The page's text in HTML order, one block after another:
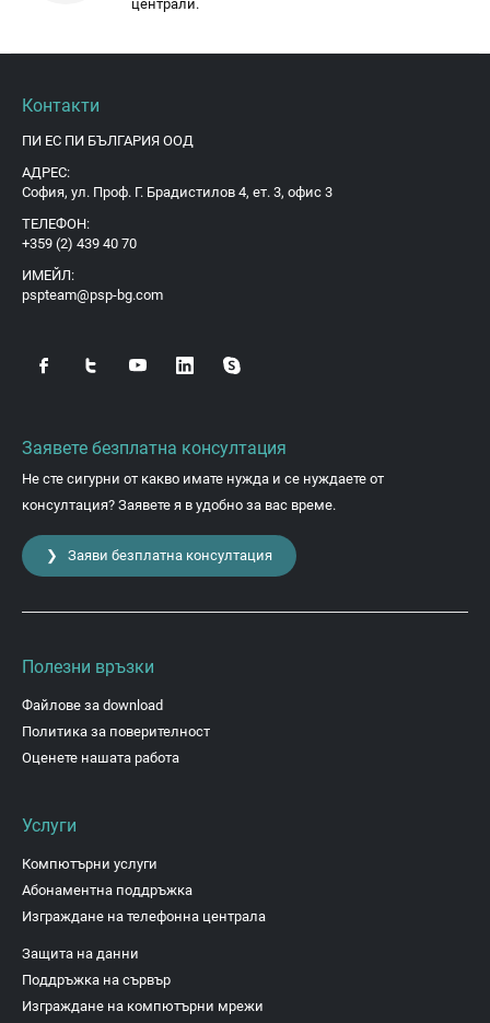
централи.
Контакти
ПИ ЕС ПИ БЪЛГАРИЯ ООД
АДРЕС:
София, ул. Проф. Г. Брадистилов 4, ет. 3, офис 3
ТЕЛЕФОН:
+359 (2) 439 40 70
ИМЕЙЛ:
pspteam@psp-bg.com
Заявете безплатна консултация
Не сте сигурни от какво имате нужда и се нуждаете от
консултация? Заявете я в удобно за вас време.
❯ Заяви безплатна консултация
Полезни връзки
Файлове за download
Политика за поверителност
Оценете нашата работа
Услуги
Компютърни услуги
Абонаментна поддръжка
Изграждане на телефонна централа
Защита на данни
Поддръжка на сървър
Изграждане на компютърни мрежи